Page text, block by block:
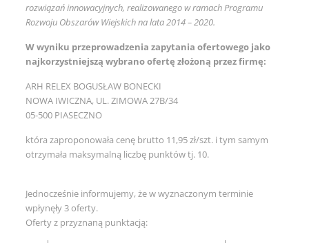
rozwiązań innowacyjnych, realizowanego w ramach Programu
Rozwoju Obszarów Wiejskich na lata 2014 – 2020.
W wyniku przeprowadzenia zapytania ofertowego jako
najkorzystniejszą wybrano ofertę złożoną przez firmę:
ARH RELEX BOGUSŁAW BONECKI
NOWA IWICZNA, UL. ZIMOWA 27B/34
05-500 PIASECZNO
która zaproponowała cenę brutto 11,95 zł/szt. i tym samym
otrzymała maksymalną liczbę punktów tj. 10.
Jednocześnie informujemy, że w wyznaczonym terminie
wpłynęły 3 oferty.
Oferty z przyznaną punktacją: